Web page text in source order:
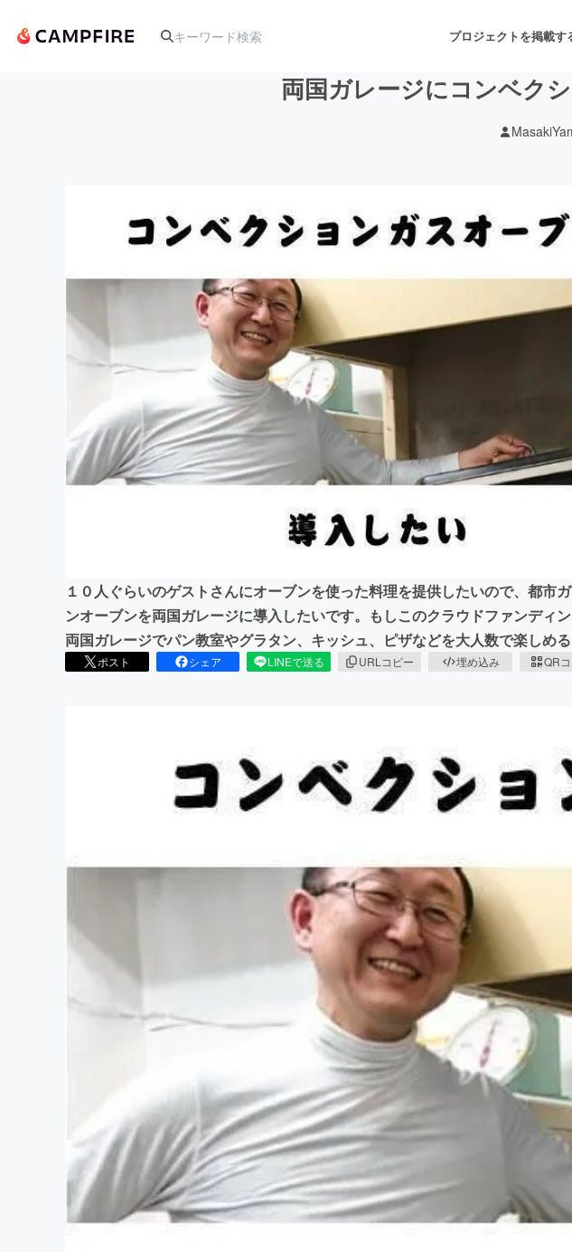
プロジェクトを掲載す
アート・写真 音楽
テクノロジー・ガジェット
映像・映画 書籍・雑誌出版
ビジネス・起業
まちづくり・地域活性化
CAMPFIRE for
両国ガレージにコンベク
１０人ぐらいのゲストさんにオーブンを使った料理を提供したいので、都市
ンオーブンを両国ガレージに導入したいです。もしこのクラウドファンディン
両国ガレージでパン教室やグラタン、キッシュ、ピザなどを大人数で楽しめる
ポスト シェア LINEで送る URLコピー 埋め込み QR